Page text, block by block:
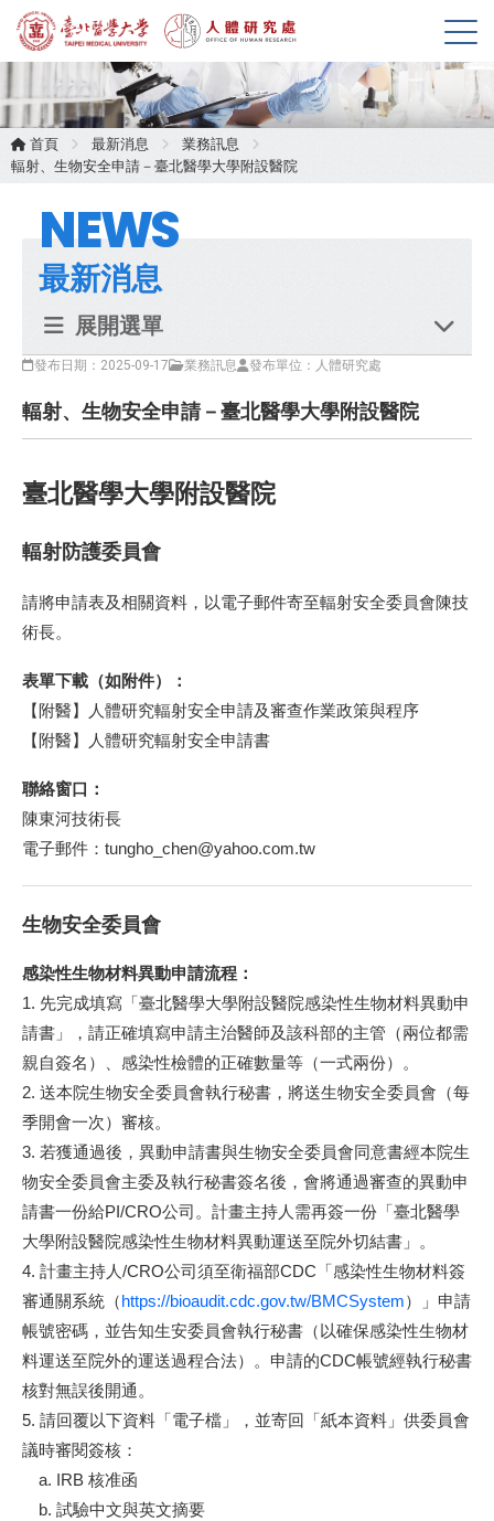
展
開
單
首頁 最新消息
業務訊息
輻射、生物安全申請－臺北醫學大學附設醫院
NEWS
最新消息
展開選單
發布日期：2025-09-17 業務訊息 發布單位：人體研究處
輻射、生物安全申請－臺北醫學大學附設醫院
臺北醫學大學附設醫院
輻射防護委員會
請將申請表及相關資料，以電子郵件寄至輻射安全委員會陳技
術長。
表單下載（如附件）：
【附醫】人體研究輻射安全申請及審查作業政策與程序
【附醫】人體研究輻射安全申請書
聯絡窗口：
陳東河技術長
電子郵件：tungho_chen@yahoo.com.tw
生物安全委員會
感染性生物材料異動申請流程：
1. 先完成填寫「臺北醫學大學附設醫院感染性生物材料異動申
請書」，請正確填寫申請主治醫師及該科部的主管（兩位都需
親自簽名）、感染性檢體的正確數量等（一式兩份）。
2. 送本院生物安全委員會執行秘書，將送生物安全委員會（每
季開會一次）審核。
3. 若獲通過後，異動申請書與生物安全委員會同意書經本院生
物安全委員會主委及執行秘書簽名後，會將通過審查的異動申
請書一份給PI/CRO公司。計畫主持人需再簽一份「臺北醫學
大學附設醫院感染性生物材料異動運送至院外切結書」。
4. 計畫主持人/CRO公司須至衛福部CDC「感染性生物材料簽
審通關系統（ https://bioaudit.cdc.gov.tw/BMCSystem）」申請
帳號密碼，並告知生安委員會執行秘書（以確保感染性生物材
料運送至院外的運送過程合法）。申請的CDC帳號經執行秘書
核對無誤後開通。
5. 請回覆以下資料「電子檔」，並寄回「紙本資料」供委員會
議時審閱簽核：
a. IRB 核准函
b. 試驗中文與英文摘要